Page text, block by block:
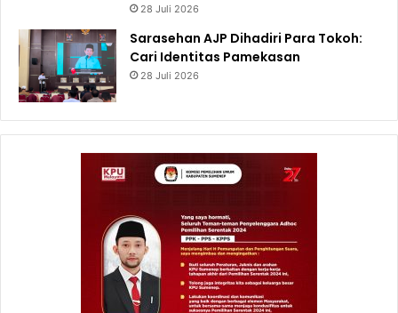
28 Juli 2026
Sarasehan AJP Dihadiri Para Tokoh:
Cari Identitas Pamekasan
28 Juli 2026